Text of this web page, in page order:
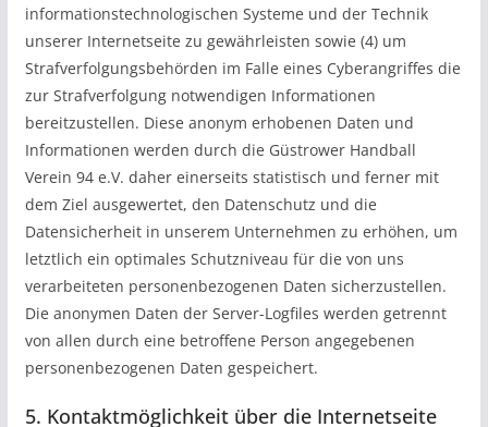
informationstechnologischen Systeme und der Technik
unserer Internetseite zu gewährleisten sowie (4) um
Strafverfolgungsbehörden im Falle eines Cyberangriffes die
zur Strafverfolgung notwendigen Informationen
bereitzustellen. Diese anonym erhobenen Daten und
Informationen werden durch die Güstrower Handball
Verein 94 e.V. daher einerseits statistisch und ferner mit
dem Ziel ausgewertet, den Datenschutz und die
Datensicherheit in unserem Unternehmen zu erhöhen, um
letztlich ein optimales Schutzniveau für die von uns
verarbeiteten personenbezogenen Daten sicherzustellen.
Die anonymen Daten der Server-Logfiles werden getrennt
von allen durch eine betroffene Person angegebenen
personenbezogenen Daten gespeichert.
5. Kontaktmöglichkeit über die Internetseite